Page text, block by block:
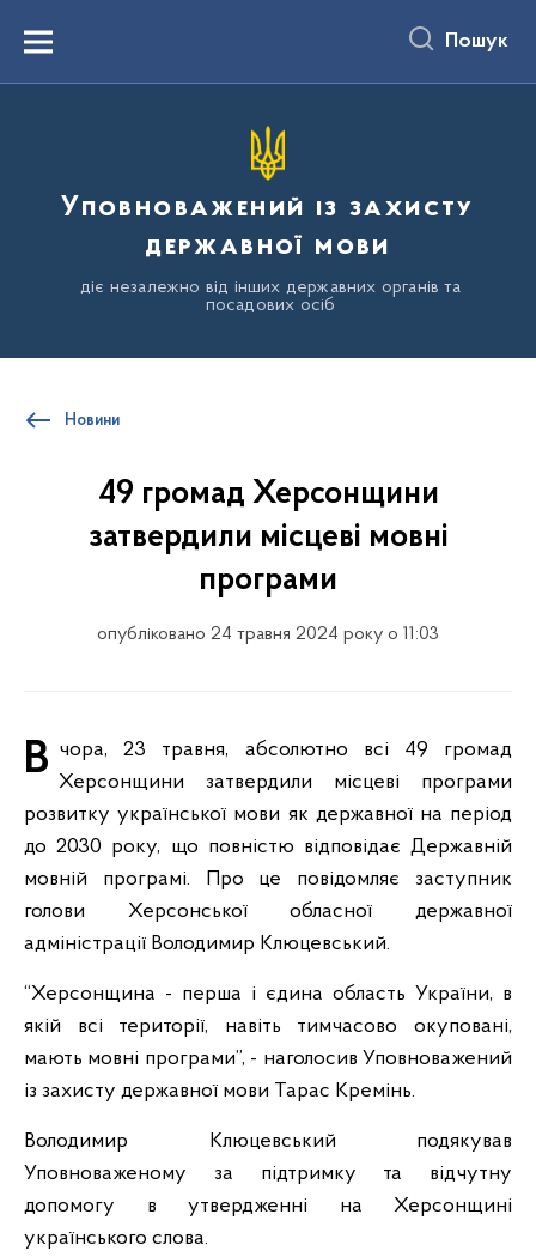
вмістуMenu Пошук
Уповноважений із захисту
державної мови
діє незалежно від інших державних органів та
посадових осіб
Новини
49 громад Херсонщини
затвердили місцеві мовні
програми
опубліковано 24 травня 2024 року о 11:03
Вчора, 23 травня, абсолютно всі 49 громад Херсонщини затвердили місцеві програми
розвитку української мови як державної на період
до 2030 року, що повністю відповідає Державній
мовній програмі. Про це повідомляє заступник
голови Херсонської обласної державної
адміністрації Володимир Клюцевський.
“Херсонщина - перша і єдина область України, в
якій всі території, навіть тимчасово окуповані,
мають мовні програми”, - наголосив Уповноважений
із захисту державної мови Тарас Кремінь.
Володимир Клюцевський подякував
Уповноваженому за підтримку та відчутну
допомогу в утвердженні на Херсонщині
українського слова.